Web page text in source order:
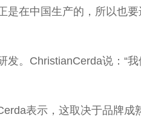
在中国生产的，所以也
。ChristianCerda说：“
表示，这取决于品牌成